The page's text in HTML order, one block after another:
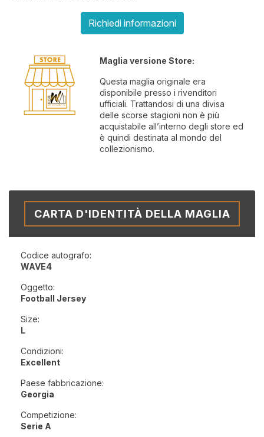
Richiedi informazioni
Maglia versione Store:
Questa maglia originale era
disponibile presso i rivenditori
ufficiali. Trattandosi di una divisa
delle scorse stagioni non è più
acquistabile all’interno degli store ed
è quindi destinata al mondo del
collezionismo.
CARTA D'IDENTITÀ DELLA MAGLIA
Codice autografo:
WAVE4
Oggetto:
Football Jersey
Size:
L
Condizioni:
Excellent
Paese fabbricazione:
Georgia
Competizione:
Serie A